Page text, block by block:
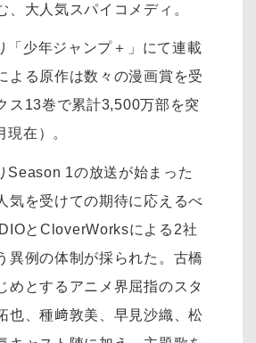
、大人気スパイコメディ。
「少年ジャンプ＋」にて連載
よる原作は数々の漫画賞を受
ス13巻で累計3,500万部を突
在）。
Season 1の放送が始まった
気を受けての期待に応えるべ
とCloverWorksによる2社
異例の体制が採られた。古橋
めとするアニメ界屈指のスタ
也、種﨑敦美、早見沙織、松